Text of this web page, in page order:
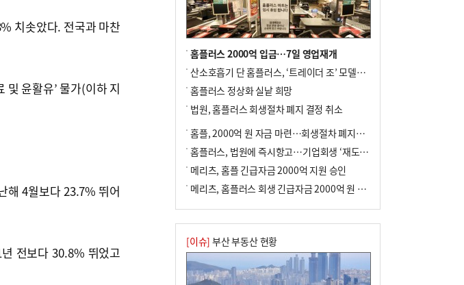
치솟았다. 전국과 마찬
및 윤활유’ 물가(이하 지
해 4월보다 23.7% 뛰어
전보다 30.8% 뛰었고
홈플러스 2000억 입금…7일 영업재개
산소호흡기 단 홈플러스, ‘트레이더 조’ 모델로 살아날까
홈플러스 정상화 실낱 희망
법원, 홈플러스 회생절차 폐지 결정 취소
홈플, 2000억 원 자금 마련…회생절차 폐지에 즉시항고(종합)
홈플러스, 법원에 즉시항고…기업회생 ‘재도전’
메리츠, 홈플 긴급자금 2000억 지원 승인
메리츠, 홈플러스 회생 긴급자금 2000억 원 지원 승인
[이슈] 부산 부동산 현황